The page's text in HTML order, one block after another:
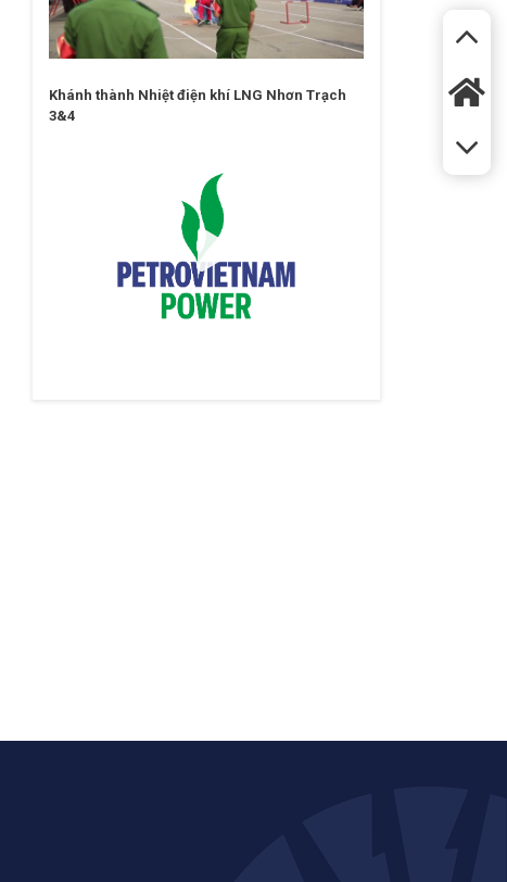
Khánh thành Nhiệt điện khí LNG Nhơn Trạch
3&4